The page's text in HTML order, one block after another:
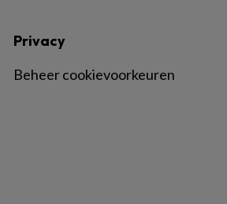
Privacy
Beheer cookievoorkeuren